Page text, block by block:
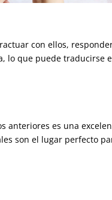
con ellos,
lo que puede traducirse
anteriores es una
son el lugar perfecto